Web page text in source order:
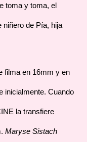
toma y toma, el
niñero de Pía, hija
filma en 16mm y en
inicialmente. Cuando
la transfiere
Maryse Sistach